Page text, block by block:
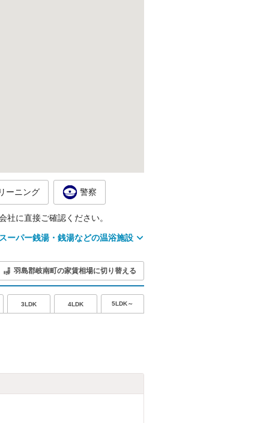
ーニング 警察
に直接ご確認ください。
ーパー銭湯・銭湯などの温浴施設
羽島郡岐南町の家賃相場に切り替える
3LDK 4LDK 5LDK～